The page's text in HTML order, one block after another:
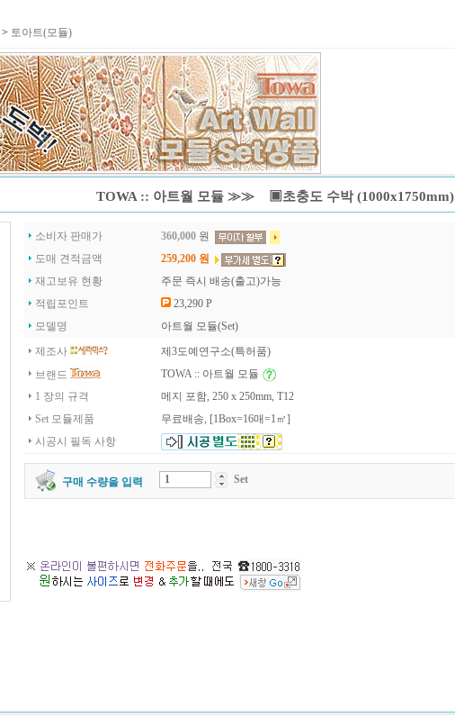
> 토아트(모듈)
TOWA :: 아트월 모듈 ≫≫ ▣초충도 수박 (1000x1750mm)
소비자 판매가 360,000 원
도매 견적금액
259,200 원
재고보유 현황
주문 즉시 배송(출고)가능
적립포인트
23,290 P
모델명
아트월 모듈(Set)
제조사
제3도예연구소(특허품)
브랜드
TOWA :: 아트월 모듈
1 장의 규격
메지 포함, 250 x 250mm, T12
Set 모듈제품
무료배송, [1Box=16매=1㎡]
시공시 필독 사항
구매 수량을 입력 Set